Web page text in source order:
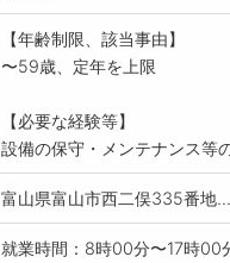
経験を積み、将
来的にはいずれかの分野で力
けることを期待
・生産設備・製造機械設備の
計画の立案と実施
・電機設備メンテナンス管理
・給排水設備メンテナンス管理
【年齢制限、該当事由】
〜59歳、定年を上限
【必要な経験等】
設備の保守・メンテナンス等
富山県富山市西二俣335番地...
就業時間：8時00分〜17時00